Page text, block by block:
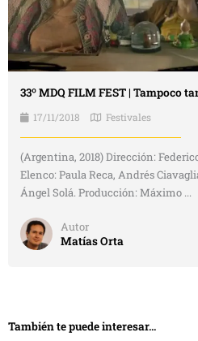
33º MDQ FILM FEST | Tampoco
17/11/2018 Festivales
(Argentina, 2018) Dirección:
Elenco: Paula Reca, Andrés
Ángel Solá. Producción: Máximo ...
Autor
Matías Orta
También te puede interesar...